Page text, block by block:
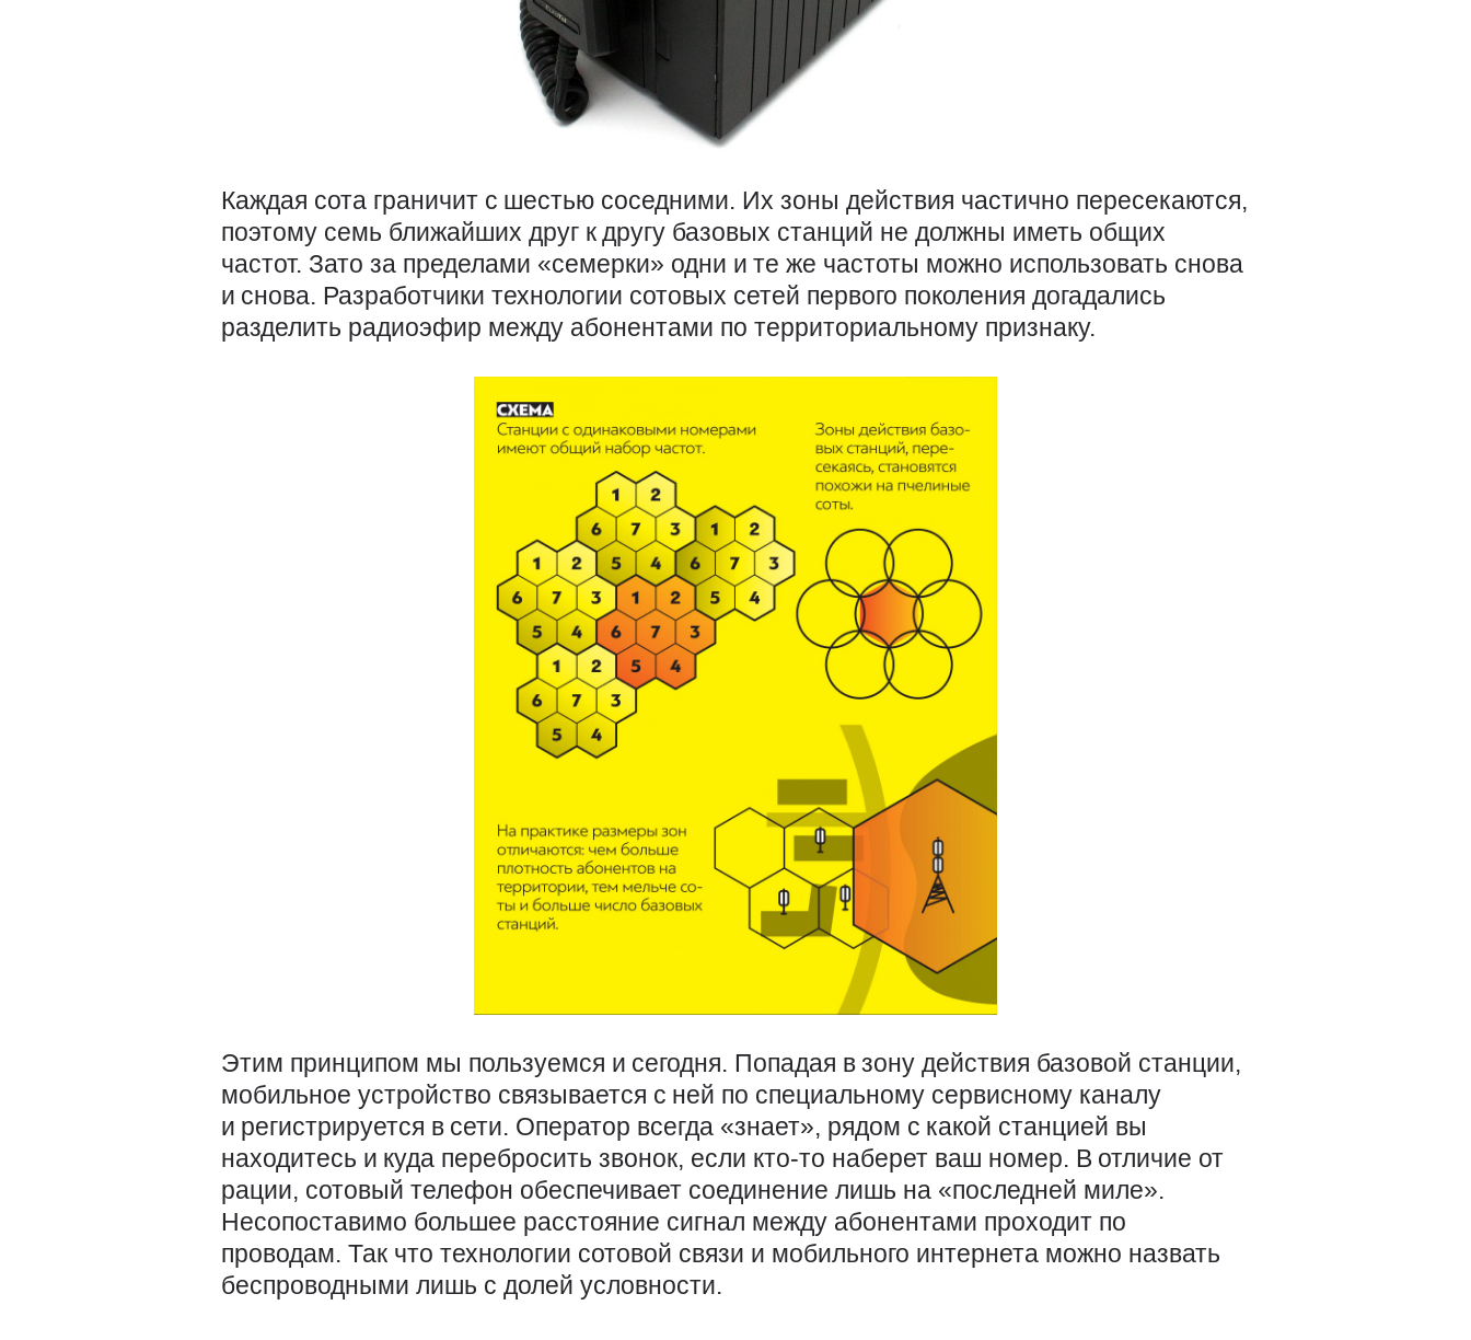
Каждая сота граничит с шестью соседними. Их зоны действия частично пересекаются,
поэтому семь ближайших друг к другу базовых станций не должны иметь общих
частот. Зато за пределами «семерки» одни и те же частоты можно использовать снова
и снова. Разработчики технологии сотовых сетей первого поколения догадались
разделить радиоэфир между абонентами по территориальному признаку.
Этим принципом мы пользуемся и сегодня. Попадая в зону действия базовой станции,
мобильное устройство связывается с ней по специальному сервисному каналу
и регистрируется в сети. Оператор всегда «знает», рядом с какой станцией вы
находитесь и куда перебросить звонок, если кто-то наберет ваш номер. В отличие от
рации, сотовый телефон обеспечивает соединение лишь на «последней миле».
Несопоставимо большее расстояние сигнал между абонентами проходит по
проводам. Так что технологии сотовой связи и мобильного интернета можно назвать
беспроводными лишь с долей условности.